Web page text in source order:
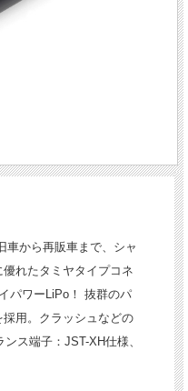
車から再販車まで、シャ
れたタミヤタイプコネ
パワーLiPo！ 抜群のパ
用。クラッシュなどの
ス端子：JST-XH仕様、